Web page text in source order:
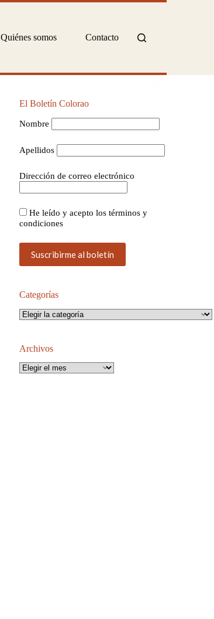
Quiénes somos Contacto
El Boletín Colorao
Nombre
Apellidos
Dirección de correo electrónico
He leído y acepto los términos y
condiciones
Categorías
Categorías
Archivos
Archivos